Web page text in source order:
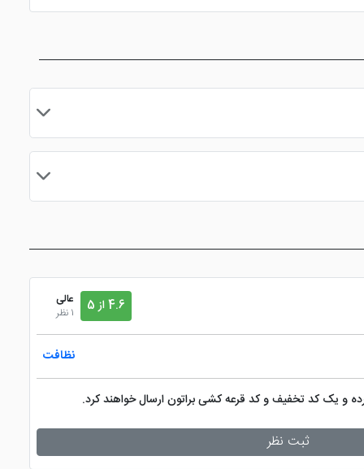
4.6 از 5
عالی
1 نظر
نظافت
و یک کد تخفیف و کد قرعه کشی براتون ارسال خواهند کرد.
ثبت نظر